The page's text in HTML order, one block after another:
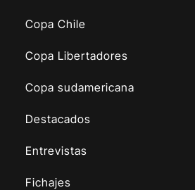
Copa Chile
Copa Libertadores
Copa sudamericana
Destacados
Entrevistas
Fichajes